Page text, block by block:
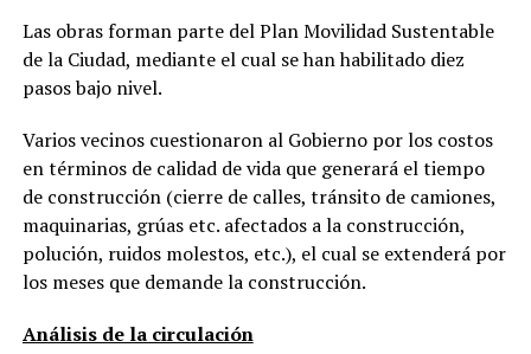
Las obras forman parte del Plan Movilidad Sustentable
de la Ciudad, mediante el cual se han habilitado diez
pasos bajo nivel.
Varios vecinos cuestionaron al Gobierno por los costos
en términos de calidad de vida que generará el tiempo
de construcción (cierre de calles, tránsito de camiones,
maquinarias, grúas etc. afectados a la construcción,
polución, ruidos molestos, etc.), el cual se extenderá por
los meses que demande la construcción.
Análisis de la circulación